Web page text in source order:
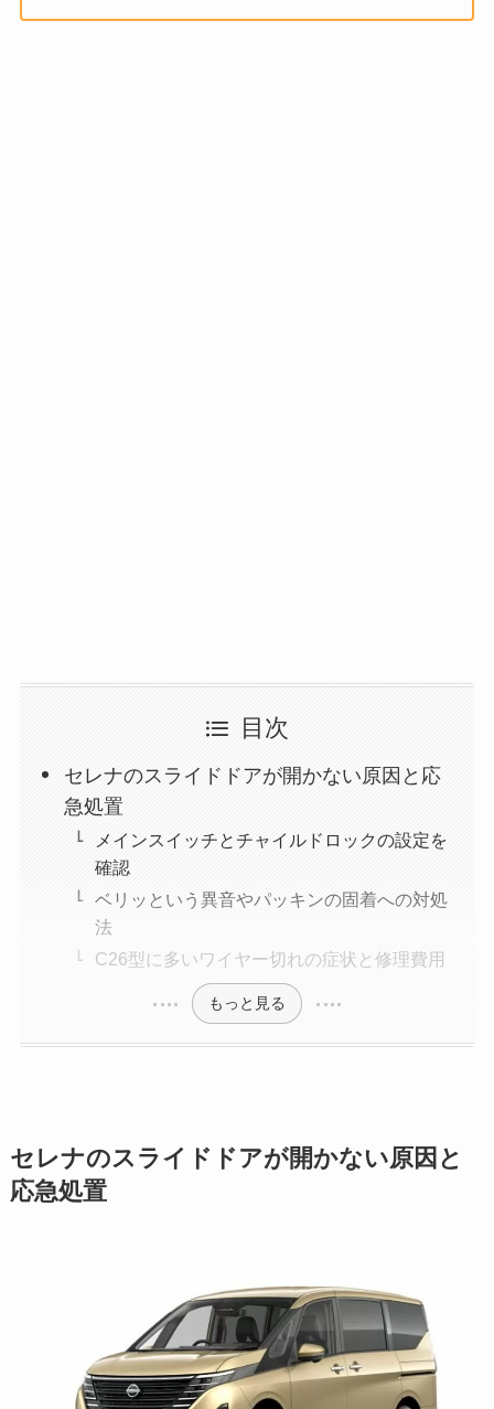
目次
セレナのスライドドアが開かない原因と応
急処置
メインスイッチとチャイルドロックの設定を
確認
ベリッという異音やパッキンの固着への対処
法
C26型に多いワイヤー切れの症状と修理費用
もっと見る
セレナのスライドドアが開かない原因と
応急処置